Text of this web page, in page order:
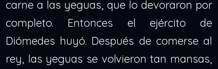
carne a las yeguas, que lo devoraron por
completo. Entonces el ejército de
Diómedes huyó. Después de comerse al
rey, las yeguas se volvieron tan mansas,